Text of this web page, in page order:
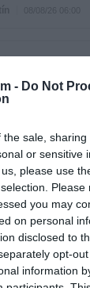
- Do Not
sale,
or sensitive
please use
you may
on personal
disclosed to
opt-
information
en la
08/08/26 06:00
bancada
incluir que
“desde la